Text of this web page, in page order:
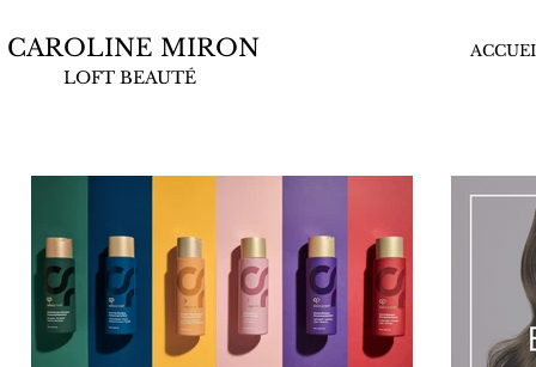
CAROLINE MIRON
LOFT BEAUTÉ